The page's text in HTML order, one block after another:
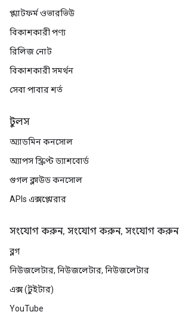
প্ল্যাটফর্ম ওভারভিউ
বিকাশকারী পণ্য
রিলিজ নোট
বিকাশকারী সমর্থন
সেবা পাবার শর্ত
টুলস
অ্যাডমিন কনসোল
অ্যাপস স্ক্রিপ্ট ড্যাশবোর্ড
গুগল ক্লাউড কনসোল
APIs এক্সপ্লোরার
সংযোগ করুন, সংযোগ করুন, সংযোগ করুন
ব্লগ
নিউজলেটার, নিউজলেটার, নিউজলেটার
এক্স (টুইটার)
YouTube